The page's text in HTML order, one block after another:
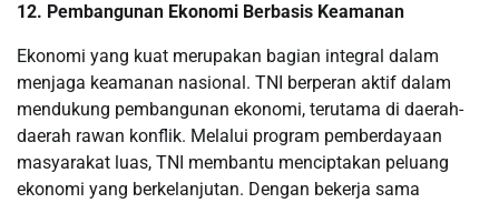
12. Pembangunan Ekonomi Berbasis Keamanan
Ekonomi yang kuat merupakan bagian integral dalam
menjaga keamanan nasional. TNI berperan aktif dalam
mendukung pembangunan ekonomi, terutama di daerah-
daerah rawan konflik. Melalui program pemberdayaan
masyarakat luas, TNI membantu menciptakan peluang
ekonomi yang berkelanjutan. Dengan bekerja sama